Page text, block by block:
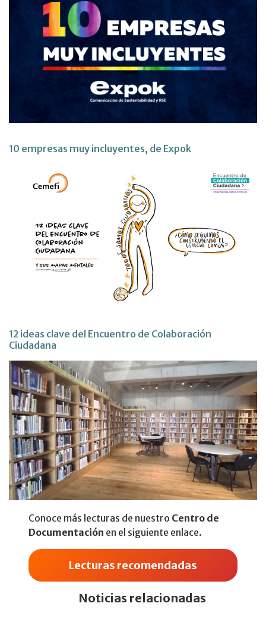
10 empresas muy incluyentes, de Expok
12 ideas clave del Encuentro de Colaboración
Ciudadana
Conoce más lecturas de nuestro Centro de
Documentación en el siguiente enlace.
Lecturas recomendadas
Noticias relacionadas